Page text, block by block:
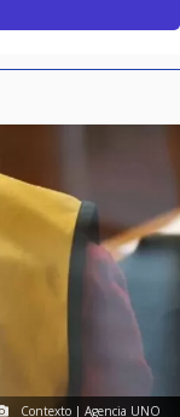
Contexto | Agencia UNO